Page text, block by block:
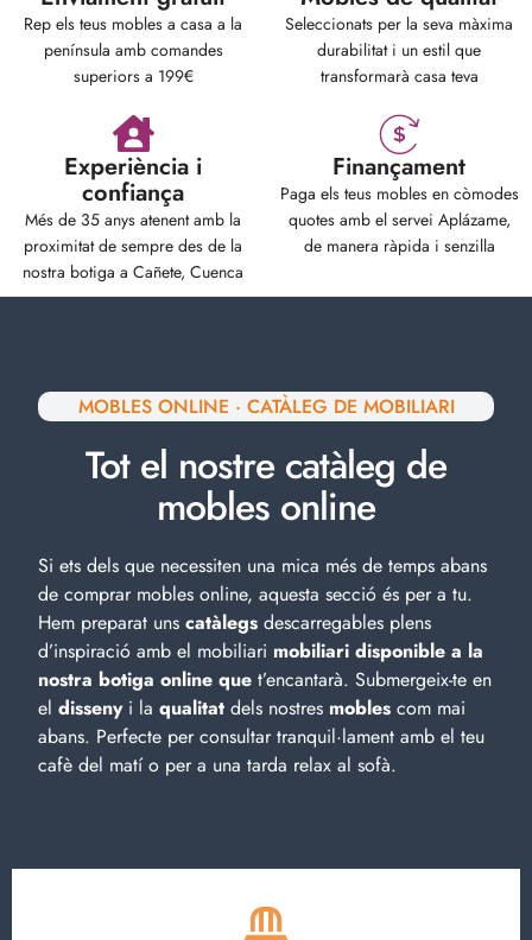
Rep els teus mobles a casa a la
península amb comandes
superiors a 199€
Seleccionats per la seva màxima
durabilitat i un estil que
transformarà casa teva
Experiència i
confiança
Més de 35 anys atenent amb la
proximitat de sempre des de la
nostra botiga a Cañete, Cuenca
Finançament
Paga els teus mobles en còmodes
quotes amb el servei Aplázame,
de manera ràpida i senzilla
MOBLES ONLINE · CATÀLEG DE MOBILIARI
Tot el nostre catàleg de
mobles online
Si ets dels que necessiten una mica més de temps abans
de comprar mobles online, aquesta secció és per a tu.
Hem preparat uns catàlegs descarregables plens
d’inspiració amb el mobiliari mobiliari disponible a la
nostra botiga online que t’encantarà. Submergeix-te en
el dissenyi la qualitat dels nostres mobles com mai
abans. Perfecte per consultar tranquil·lament amb el teu
cafè del matí o per a una tarda relax al sofà.